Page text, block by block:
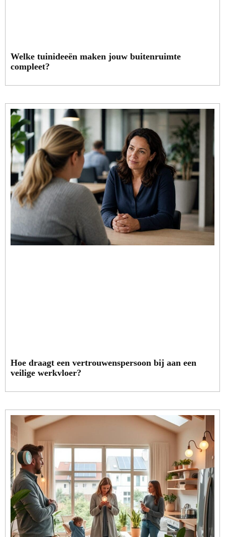
Welke tuinideeën maken jouw buitenruimte
compleet?
Hoe draagt een vertrouwenspersoon bij aan een
veilige werkvloer?